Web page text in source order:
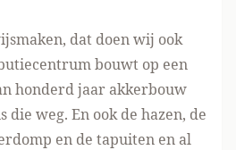
dat doen wij ook
bouwt op een
honderd jaar akkerbouw
die weg. En ook de hazen, de
en de tapuiten en al